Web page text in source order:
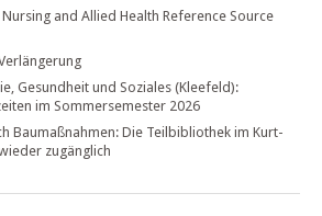
and Allied Health Reference Source
Gesundheit und Soziales (Kleefeld):
im Sommersemester 2026
Baumaßnahmen: Die Teilbibliothek im Kurt-
zugänglich